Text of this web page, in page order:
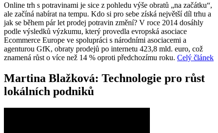
Online trh s potravinami je sice z pohledu výše obratů „na začátku“,
ale začíná nabírat na tempu. Kdo si pro sebe získá největší díl trhu a
jak se během pár let prodej potravin změní? V roce 2014 dosáhly
podle výsledků výzkumu, který provedla evropská asociace
Ecommerce Europe ve spolupráci s národními asociacemi a
agenturou GfK, obraty prodejů po internetu 423,8 mld. euro, což
znamená růst o více než 14 % oproti předchozímu roku. Celý článek
Martina Blažková: Technologie pro růst
lokálních podniků